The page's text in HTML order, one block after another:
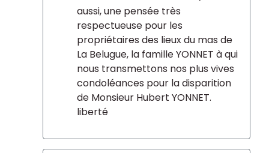
aussi, une pensée très
respectueuse pour les
propriétaires des lieux du mas de
La Belugue, la famille YONNET à qui
nous transmettons nos plus vives
condoléances pour la disparition
de Monsieur Hubert YONNET.
liberté